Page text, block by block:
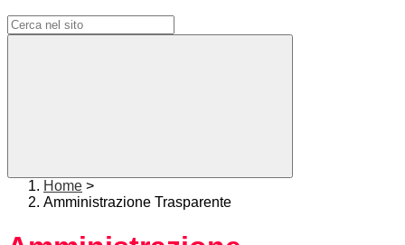
Home >
Amministrazione Trasparente